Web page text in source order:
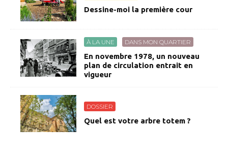
Dessine-moi la première cour
À LA UNE DANS MON QUARTIER
En novembre 1978, un nouveau
plan de circulation entrait en
vigueur
DOSSIER
Quel est votre arbre totem ?